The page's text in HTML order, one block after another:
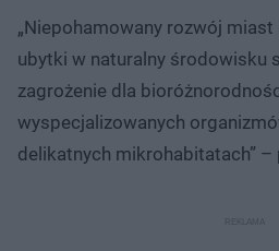
„Niepohamowany rozwój
ubytki w naturalny środowisku
zagrożenie dla
wyspecjalizowanych
delikatnych mikrohabitatach”